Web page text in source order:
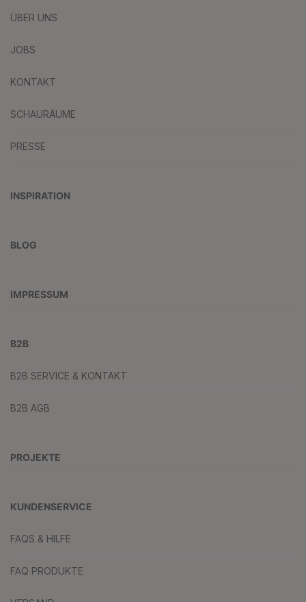
ÜBER UNS
JOBS
KONTAKT
SCHAURÄUME
PRESSE
INSPIRATION
BLOG
IMPRESSUM
B2B
B2B SERVICE & KONTAKT
B2B AGB
PROJEKTE
KUNDENSERVICE
FAQS & HILFE
FAQ PRODUKTE